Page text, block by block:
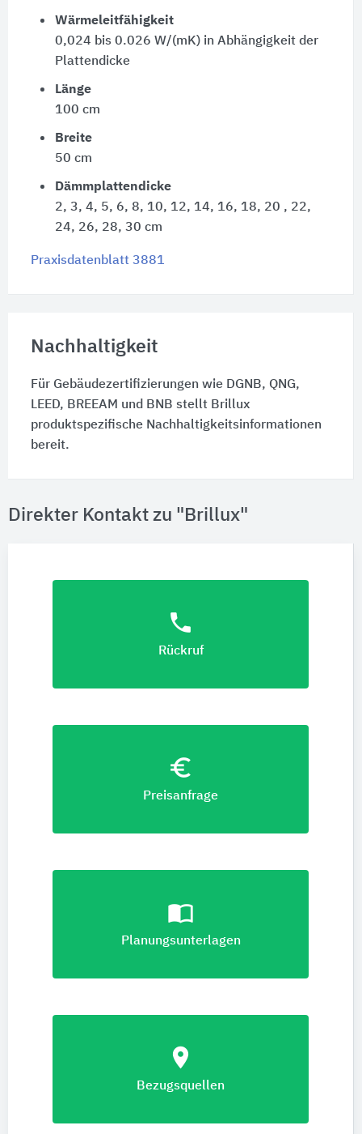
Wärmeleitfähigkeit
0,024 bis 0.026 W/(mK) in Abhängigkeit der
Plattendicke
Länge
100 cm
Breite
50 cm
Dämmplattendicke
2, 3, 4, 5, 6, 8, 10, 12, 14, 16, 18, 20 , 22,
24, 26, 28, 30 cm
Praxisdatenblatt 3881
Nachhaltigkeit
Für Gebäudezertifizierungen wie DGNB, QNG,
LEED, BREEAM und BNB stellt Brillux
produktspezifische Nachhaltigkeitsinformationen
bereit.
Direkter Kontakt zu "Brillux"
phone
Rückruf
euro_symbol
Preisanfrage
import_contacts
Planungsunterlagen
location_on
Bezugsquellen